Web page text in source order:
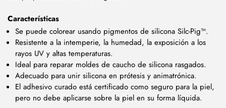
Características
Se puede colorear usando pigmentos de silicona Silc-Pig™.
Resistente a la intemperie, la humedad, la exposición a los
rayos UV y altas temperaturas.
Ideal para reparar moldes de caucho de silicona rasgados.
Adecuado para unir silicona en prótesis y animatrónica.
El adhesivo curado está certificado como seguro para la piel,
pero no debe aplicarse sobre la piel en su forma líquida.